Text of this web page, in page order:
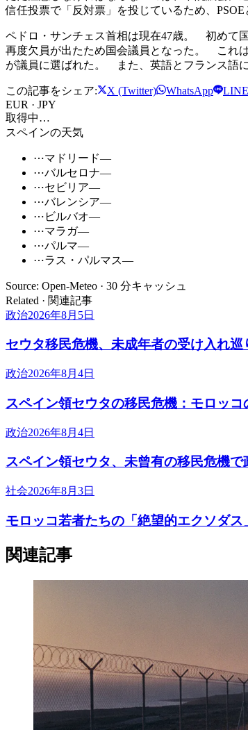
信任投票で「反対票」を投じているため、
ペドロ・サンチェス首相は現在47歳。 初めて
再度欠員が出たため国会議員となった。 これ
が議員に選ばれた。 また、英語とフランス語
この記事をシェア: X (Twitter) WhatsApp
LINE
EUR · JPY
取得中…
スペインの天気
⋯マドリード—
⋯バルセロナ—
⋯セビリア—
⋯バレンシア—
⋯ ビルバオ—
⋯マラガ—
⋯パルマ—
⋯ラス・パルマス—
Source: Open-Meteo · 30 分キャッシュ
Related · 関連記事
政治2026年8月5日
セウタ移民危機、未成年者の受け入れ
政治2026年8月4日
スペイン領セウタの移民危機：モロッ
政治2026年8月4日
スペイン領セウタ、未曾有の移民危機
社会2026年8月3日
モロッコ若者たちの「絶望的エクソダ
関連記事